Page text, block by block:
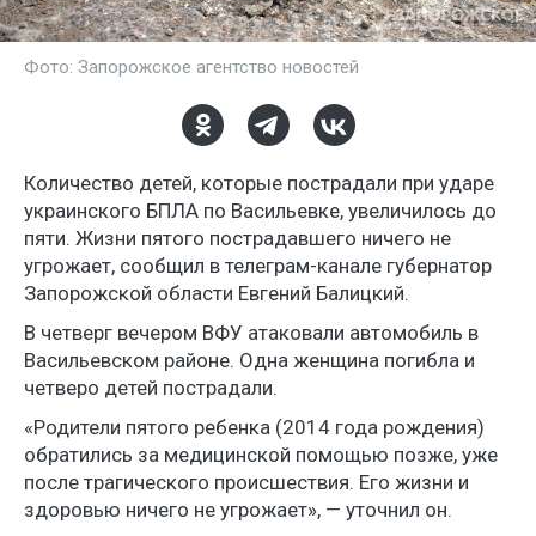
Фото: Запорожское агентство новостей
Количество детей, которые пострадали при ударе
украинского БПЛА по Васильевке, увеличилось до
пяти. Жизни пятого пострадавшего ничего не
угрожает, сообщил в телеграм-канале губернатор
Запорожской области Евгений Балицкий.
В четверг вечером ВФУ атаковали автомобиль в
Васильевском районе. Одна женщина погибла и
четверо детей пострадали.
«Родители пятого ребенка (2014 года рождения)
обратились за медицинской помощью позже, уже
после трагического происшествия. Его жизни и
здоровью ничего не угрожает», — уточнил он.